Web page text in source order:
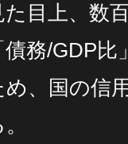
た目上、数
債務/GDP
め、国の信